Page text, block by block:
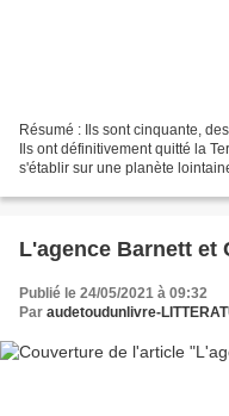
Résumé : Ils sont cinquante,
Ils ont définitivement quitté la
s'établir sur une planète
L'agence Barnett et
Publié le 24/05/2021 à 09:32
Par audetoudunlivre-